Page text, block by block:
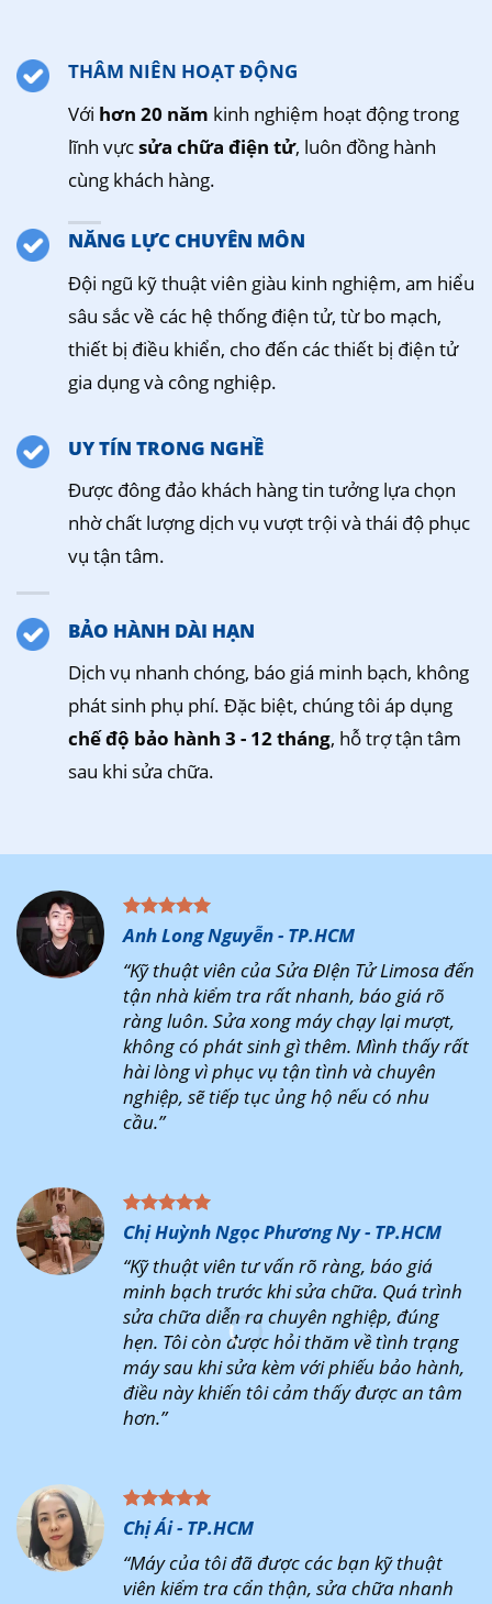
THÂM NIÊN HOẠT ĐỘNG
Với hơn 20 năm kinh nghiệm hoạt động trong
lĩnh vựcsửa chữa điện tử, luôn đồng hành
cùng khách hàng.
NĂNG LỰC CHUYÊN MÔN
Đội ngũ kỹ thuật viên giàu kinh nghiệm, am hiểu
sâu sắc về các hệ thống điện tử, từ bo mạch,
thiết bị điều khiển, cho đến các thiết bị điện tử
gia dụng và công nghiệp.
UY TÍN TRONG NGHỀ
Được đông đảo khách hàng tin tưởng lựa chọn
nhờ chất lượng dịch vụ vượt trội và thái độ phục
vụ tận tâm.
BẢO HÀNH DÀI HẠN
Dịch vụ nhanh chóng, báo giá minh bạch, không
phát sinh phụ phí. Đặc biệt, chúng tôi áp dụng
chế độ bảo hành 3 - 12 tháng, hỗ trợ tận tâm
sau khi sửa chữa.
Anh Long Nguyễn - TP.HCM
“Kỹ thuật viên của Sửa ĐIện Tử Limosa đến
tận nhà kiểm tra rất nhanh, báo giá rõ
ràng luôn. Sửa xong máy chạy lại mượt,
không có phát sinh gì thêm. Mình thấy rất
hài lòng vì phục vụ tận tình và chuyên
nghiệp, sẽ tiếp tục ủng hộ nếu có nhu
cầu.”
Chị Huỳnh Ngọc Phương Ny - TP.HCM
“Kỹ thuật viên tư vấn rõ ràng, báo giá
minh bạch trước khi sửa chữa. Quá trình
sửa chữa diễn ra chuyên nghiệp, đúng
hẹn. Tôi còn được hỏi thăm về tình trạng
máy sau khi sửa kèm với phiếu bảo hành,
điều này khiến tôi cảm thấy được an tâm
hơn.”
Chị Ái - TP.HCM
“Máy của tôi đã được các bạn kỹ thuật
viên kiểm tra cẩn thận, sửa chữa nhanh